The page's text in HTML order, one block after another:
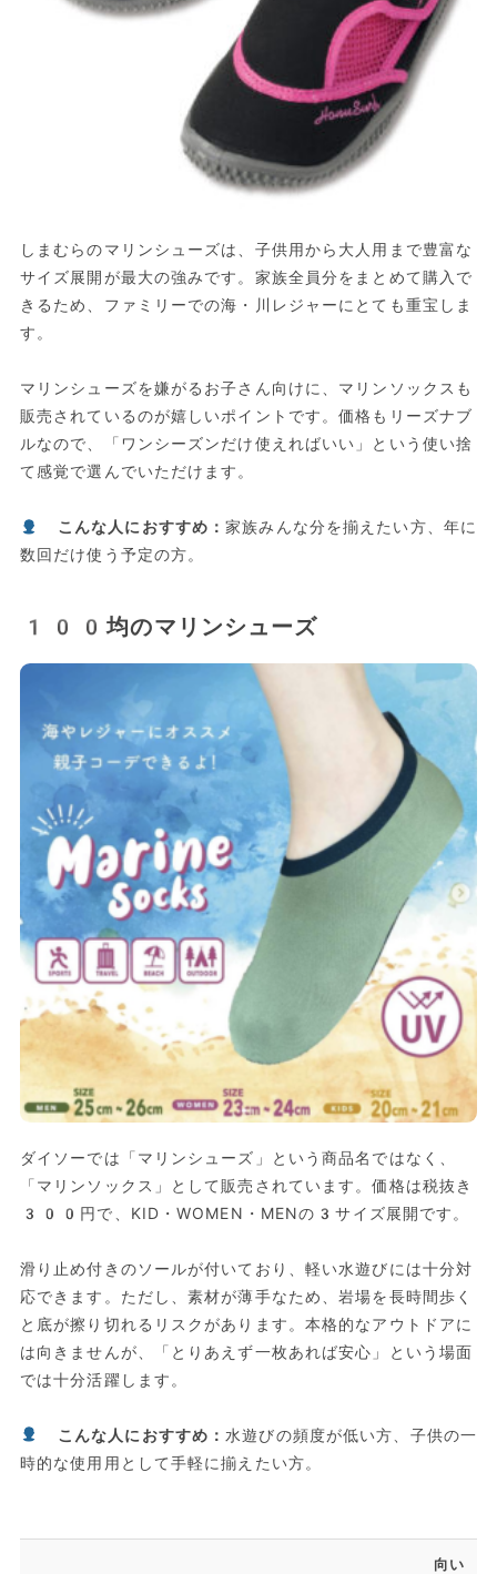
しまむらのマリンシューズは、子供用から大人用まで豊富な
サイズ展開が最大の強みです。家族全員分をまとめて購入で
きるため、ファミリーでの海・川レジャーにとても重宝しま
す。
マリンシューズを嫌がるお子さん向けに、マリンソックスも
販売されているのが嬉しいポイントです。価格もリーズナブ
ルなので、「ワンシーズンだけ使えればいい」という使い捨
て感覚で選んでいただけます。
こんな人におすすめ：家族みんな分を揃えたい方、年に
数回だけ使う予定の方。
100均のマリンシューズ
ダイソーでは「マリンシューズ」という商品名ではなく、
「マリンソックス」として販売されています。価格は税抜き
300円で、KID・WOMEN・MENの3サイズ展開です。
滑り止め付きのソールが付いており、軽い水遊びには十分対
応できます。ただし、素材が薄手なため、岩場を長時間歩く
と底が擦り切れるリスクがあります。本格的なアウトドアに
は向きませんが、「とりあえず一枚あれば安心」という場面
では十分活躍します。
こんな人におすすめ：水遊びの頻度が低い方、子供の一
時的な使用用として手軽に揃えたい方。
向い